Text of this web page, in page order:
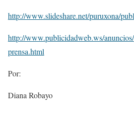
http://www.slideshare.net/puruxona/
http://www.publicidadweb.ws/
prensa.html
Por:
Diana Robayo